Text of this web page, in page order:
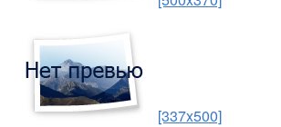
[337x500]